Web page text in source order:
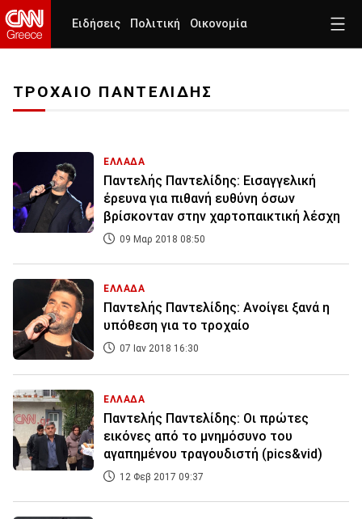
Ειδήσεις Πολιτική Οικονομία
ΤΡΟΧΑΙΟ ΠΑΝΤΕΛΙΔΗΣ
ΕΛΛΑΔΑ
Παντελής Παντελίδης: Εισαγγελική
έρευνα για πιθανή ευθύνη όσων
βρίσκονταν στην χαρτοπαικτική λέσχη
09 Μαρ 2018 08:50
ΕΛΛΑΔΑ
Παντελής Παντελίδης: Ανοίγει ξανά η
υπόθεση για το τροχαίο
07 Ιαν 2018 16:30
ΕΛΛΑΔΑ
Παντελής Παντελίδης: Οι πρώτες
εικόνες από το μνημόσυνο του
αγαπημένου τραγουδιστή (pics&vid)
12 Φεβ 2017 09:37